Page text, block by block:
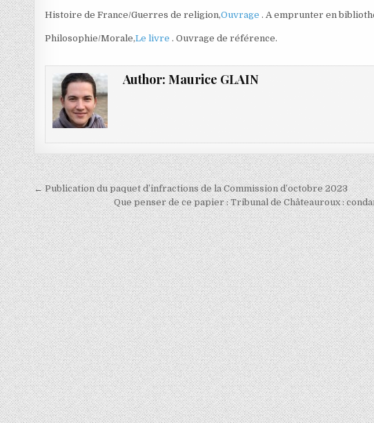
Histoire de France/Guerres de religion,Ouvrage. A emprunter en
Philosophie/Morale,Le livre. Ouvrage de référence.
Author: Maurice GLAIN
Navigation
de
l’article
← Publication du paquet d’infractions de la Commission d’octobre 2023
Que penser de ce papier : Tribunal de Châteauroux :